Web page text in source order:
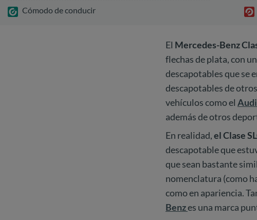
Cómodo de conducir
El Mercedes-Benz
flechas de plata, con
descapotables que se
descapotables de
vehículos como el
además de otros
En realidad,el Clase
descapotable que
que sean bastante
nomenclatura (como
como en apariencia.
Benzes una marca